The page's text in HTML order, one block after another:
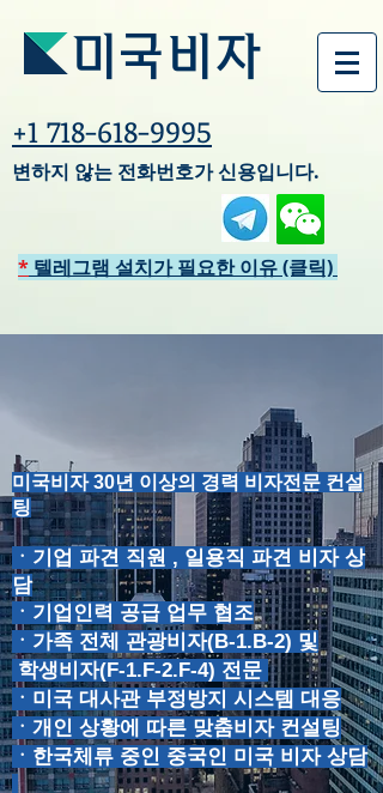
미국비자
+1 718-618-9995
변하지 않는 전화번호가 신용입니다.
* 텔레그램 설치가 필요한 이유 (클릭)
미국비자 30년 이상의 경력 비자전문 컨설
팅
ㆍ기업 파견 직원 , 일용직 파견 비자 상
담
ㆍ기업인력 공급 업무 협조
ㆍ가족 전체 관광비자(B-1.B-2) 및
학생비자(F-1.F-2.F-4) 전문
ㆍ미국 대사관 부정방지 시스템 대응
ㆍ개인 상황에 따른 맞춤비자 컨설팅
ㆍ한국체류 중인 중국인 미국 비자 상담